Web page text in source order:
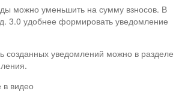
можно уменьшить на сумму взносов. В
3.0 удобнее формировать уведомление
созданных уведомлений можно в разделе
в видео